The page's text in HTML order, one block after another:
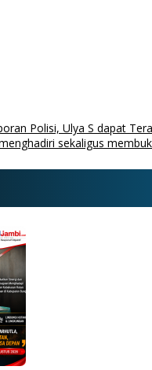
Polisi, Ulya S dapat
sekaligus